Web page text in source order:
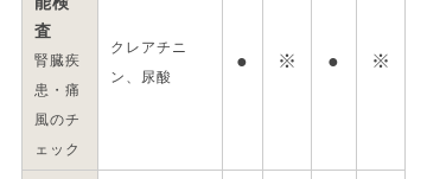
査
腎臓疾
患・痛
風のチ
ェック
クレアチニ
ン、尿酸
● ※ ● ※